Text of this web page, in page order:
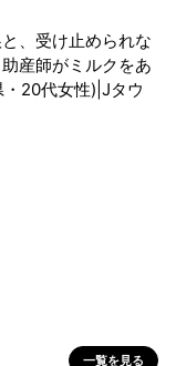
、受け止められな
産師がミルクをあ
20代女性)|Jタウ
一覧を見る